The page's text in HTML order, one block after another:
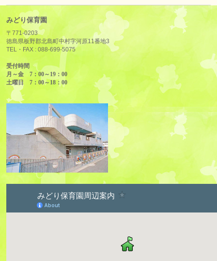
みどり保育園
〒771-0203
徳島県板野郡北島町中村字河原11番地3
TEL・FAX :088-699-5075
受付時間
月～金 7：00～19：00
土曜日 7：00～18：00